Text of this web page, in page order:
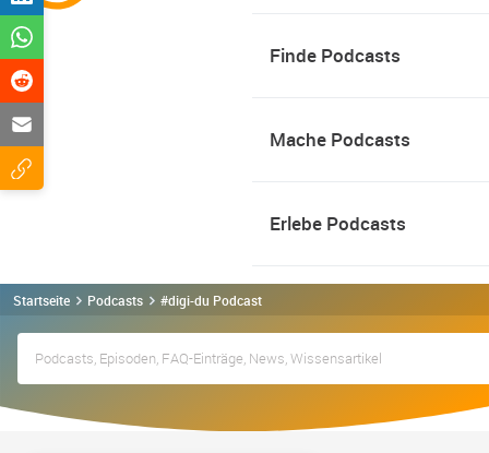
Finde Podcasts
Mache Podcasts
Erlebe Podcasts
Startseite Podcasts #digi-du Podcast